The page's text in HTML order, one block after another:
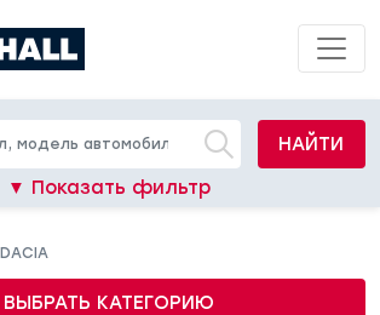
НАЙТИ
▼ Показать фильтр
DACIA
ВЫБРАТЬ КАТЕГОРИЮ